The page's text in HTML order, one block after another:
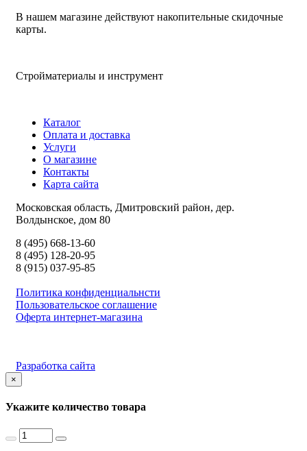
В нашем магазине действуют накопительные скидочные
карты.
Стройматериалы и инструмент
Каталог
Оплата и доставка
Услуги
О магазине
Контакты
Карта сайта
Московская область, Дмитровский район, дер.
Волдынское, дом 80
8 (495) 668-13-60
8 (495) 128-20-95
8 (915) 037-95-85
Политика конфиденциальнсти
Пользовательское соглашение
Оферта интернет-магазина
Разработка сайта
×
Укажите количество товара